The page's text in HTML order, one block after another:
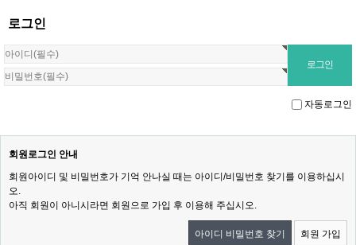
로그인
자동로그인
회원로그인 안내
회원아이디 및 비밀번호가 기억 안나실 때는 아이디/비밀번호 찾기를 이용하십시
오.
아직 회원이 아니시라면 회원으로 가입 후 이용해 주십시오.
아이디 비밀번호 찾기 회원 가입